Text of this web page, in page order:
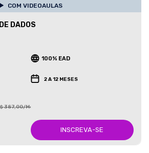
COM VIDEOAULAS
DADOS
100% EAD
2 A 12 MESES
387,00/Mês
INSCREVA-SE